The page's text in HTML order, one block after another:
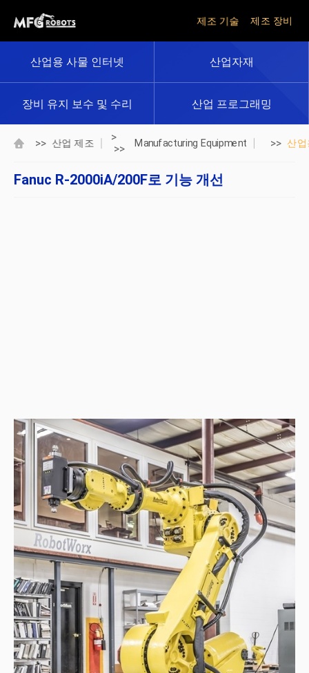
제조 기술 제조 장비
산업용 사물 인터넷 산업자재
장비 유지 보수 및 수리 산업 프로그래밍
>> 산업 제조
>
>>
Manufacturing Equipment >> 산업
Fanuc R-2000iA/200F로 기능 개선